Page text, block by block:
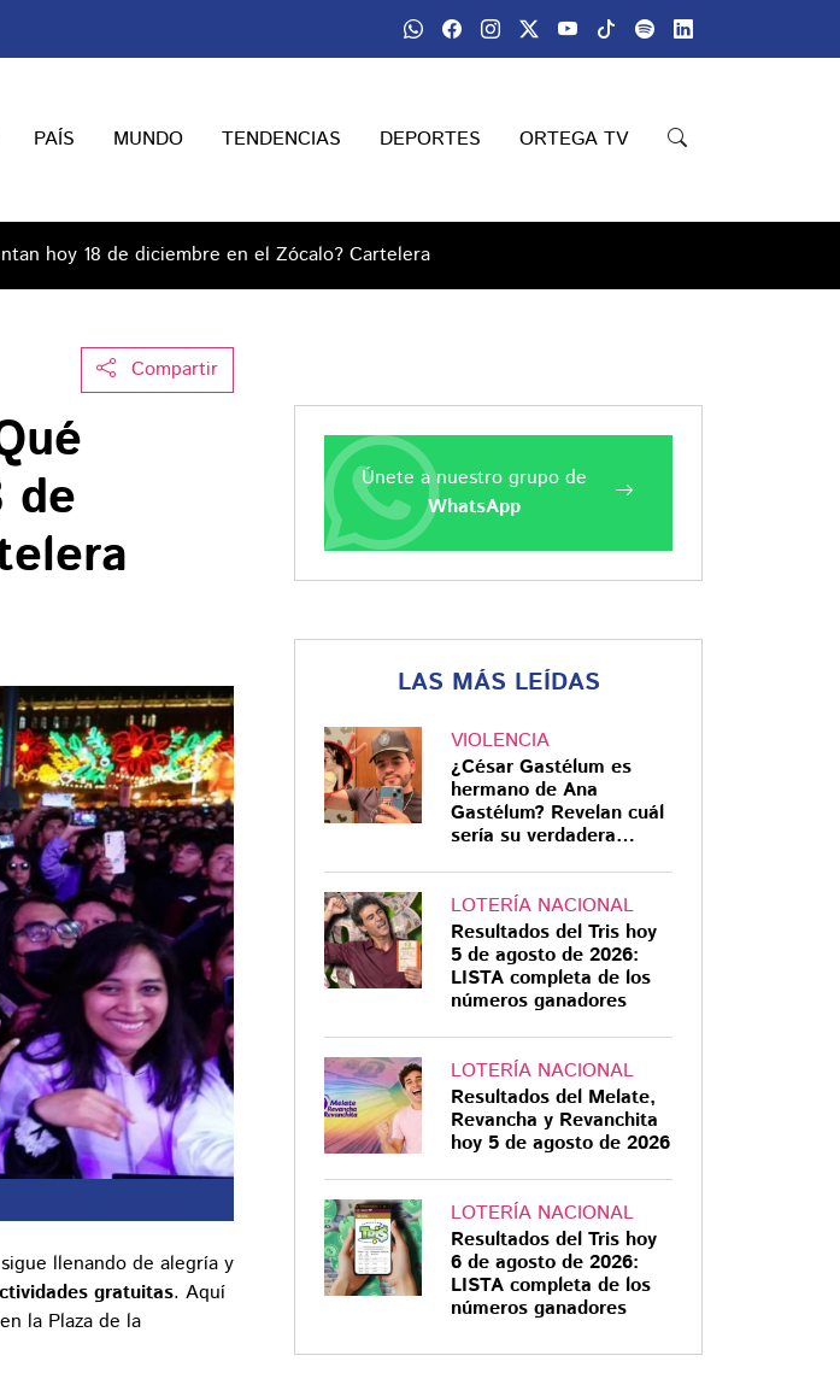
PAÍS MUNDO TENDENCIAS DEPORTES ORTEGA TV
hoy 18 de diciembre en el Zócalo? Cartelera
Compartir
de
llenando de alegría y
gratuitas. Aquí
la Plaza de la
Únete a nuestro grupo de
WhatsApp
LAS MÁS LEÍDAS
VIOLENCIA
¿César Gastélum es
hermano de Ana
Gastélum? Revelan cuál
sería su verdadera
LOTERÍA NACIONAL
Resultados del Tris hoy
5 de agosto de 2026:
LISTA completa de los
números ganadores
LOTERÍA NACIONAL
Resultados del Melate,
Revancha y Revanchita
hoy 5 de agosto de 2026
LOTERÍA NACIONAL
Resultados del Tris hoy
6 de agosto de 2026:
LISTA completa de los
números ganadores